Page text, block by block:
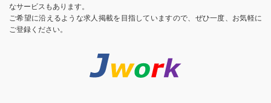
なサービスもあります。
ご希望に沿えるような求人掲載を目指していますので、ぜひ一度、お気軽に
ご登録ください。